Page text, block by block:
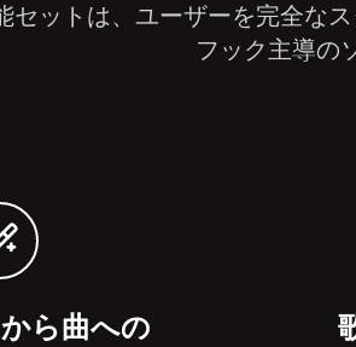
セットは、ユーザーを完全な
フック主導の
ら曲への